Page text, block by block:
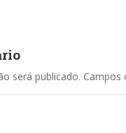
será publicado. Campos